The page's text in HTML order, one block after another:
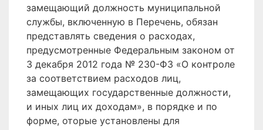
замещающий должность муниципальной
службы, включенную в Перечень, обязан
представлять сведения о расходах,
предусмотренные Федеральным законом от
3 декабря 2012 года № 230-ФЗ «О контроле
за соответствием расходов лиц,
замещающих государственные должности,
и иных лиц их доходам», в порядке и по
форме, оторые установлены для